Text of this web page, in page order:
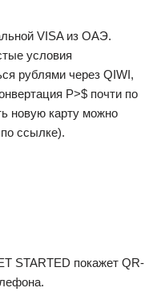
VISA из ОАЭ.
условия
рублями через QIWI,
Р>$ почти по
новую карту можно
ссылке).
STARTED покажет QR-